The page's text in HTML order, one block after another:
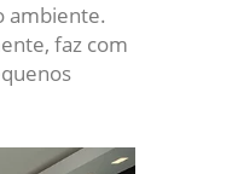
ambiente.
faz com